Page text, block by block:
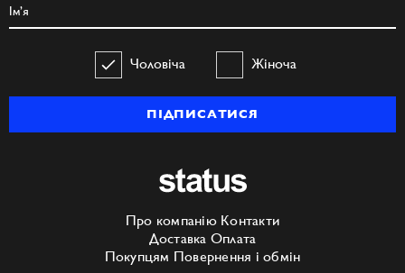
Чоловіча Жіноча
ПІДПИСАТИСЯ
Про компанію Контакти
Доставка Оплата
Покупцям Повернення і обмін